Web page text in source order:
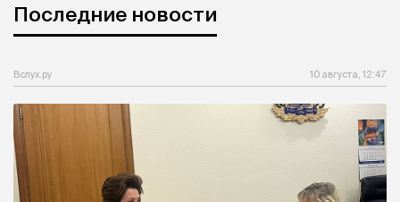
Последние новости
Вслух.ру 10 августа, 12:47